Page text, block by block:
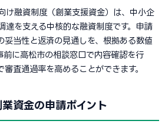
け融資制度（創業支援資金）は、中小企
達を支える中核的な融資制度です。申請
妥当性と返済の見通しを、根拠ある数値
前に高松市の相談窓口で内容確認を行
査通過率を高めることができます。
資金の申請ポイント